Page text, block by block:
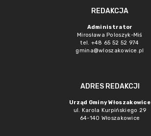
REDAKCJA
Administrator
Mirosława Poloszyk-Miś
tel. +48 65 52 52 974
gmina@wloszakowice.pl
ADRES REDAKCJI
Urząd Gminy Włoszakowice
ul. Karola Kurpińskiego 29
64-140 Włoszakowice